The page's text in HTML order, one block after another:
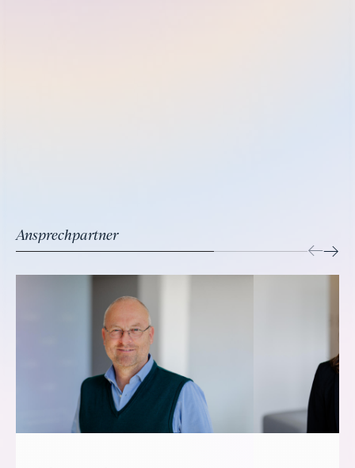
Ansprechpartner